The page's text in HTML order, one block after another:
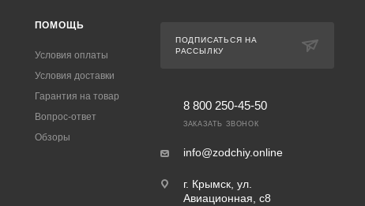
ПОМОЩЬ
Условия оплаты
Условия доставки
Гарантия на товар
Вопрос-ответ
Обзоры
ПОДПИСАТЬСЯ НА
РАССЫЛКУ
8 800 250-45-50
ЗАКАЗАТЬ ЗВОНОК
info@zodchiy.online
г. Крымск, ул.
Авиационная, с8